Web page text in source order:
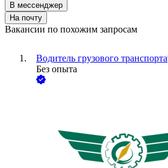
В мессенджер
На почту
Вакансии по похожим запросам
Водитель грузового транспорта
Без опыта